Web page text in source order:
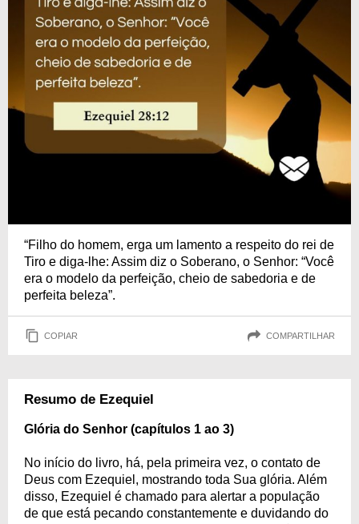
“Filho do homem, erga um lamento a respeito do rei de
Tiro e diga-lhe: Assim diz o Soberano, o Senhor: “Você
era o modelo da perfeição, cheio de sabedoria e de
perfeita beleza”.
COPIAR COMPARTILHAR
Resumo de Ezequiel
Glória do Senhor (capítulos 1 ao 3)
No início do livro, há, pela primeira vez, o contato de
Deus com Ezequiel, mostrando toda Sua glória. Além
disso, Ezequiel é chamado para alertar a população
de que está pecando constantemente e duvidando do